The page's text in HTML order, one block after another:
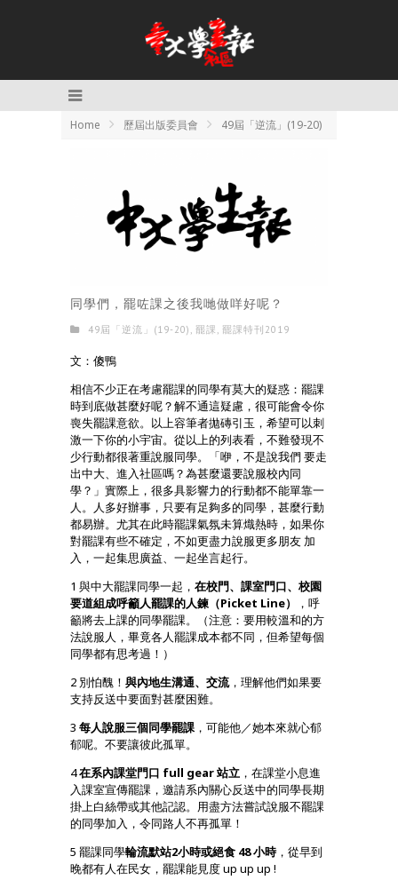
Home 歷屆出版委員會 49屆「逆流」(19-20)
同學們，罷咗課之後我哋做咩好呢？
49屆「逆流」(19-20) , 罷課 , 罷課特刊2019
文：傻鴨
相信不少正在考慮罷課的同學有莫大的疑惑：罷課
時到底做甚麼好呢？解不通這疑慮，很可能會令你
喪失罷課意欲。以上容筆者拋磚引玉，希望可以刺
激一下你的小宇宙。從以上的列表看，不難發現不
少行動都很著重說服同學。「咿，不是說我們 要走
出中大、進入社區嗎？為甚麼還要說服校內同
學？」實際上，很多具影響力的行動都不能單靠一
人。人多好辦事，只要有足夠多的同學，甚麼行動
都易辦。尤其在此時罷課氣氛未算熾熱時，如果你
對罷課有些不確定，不如更盡力說服更多朋友 加
入，一起集思廣益、一起坐言起行。
1 與中大罷課同學一起， 在校門、課室門口、校園
要道組成呼籲人罷課的人鍊（Picket Line）
，呼
籲將去上課的同學罷課。（注意：要用較溫和的方
法說服人，畢竟各人罷課成本都不同，但希望每個
同學都有思考過！）
2 別怕醜！ 與內地生溝通、交流，理解他們如果要
支持反送中要面對甚麼困難。
3 每人說服三個同學罷課 ，可能他／她本來就心郁
郁呢。不要讓彼此孤單。
4在系內課堂門口 full gear 站立 ，在課堂小息進
入課室宣傳罷課，邀請系內關心反送中的同學長期
掛上白絲帶或其他記認。用盡方法嘗試說服不罷課
的同學加入，令同路人不再孤單！
5 罷課同學輪流默站2小時或絕食 48 小時，從早到
晚都有人在民女，罷課能見度 up up up !